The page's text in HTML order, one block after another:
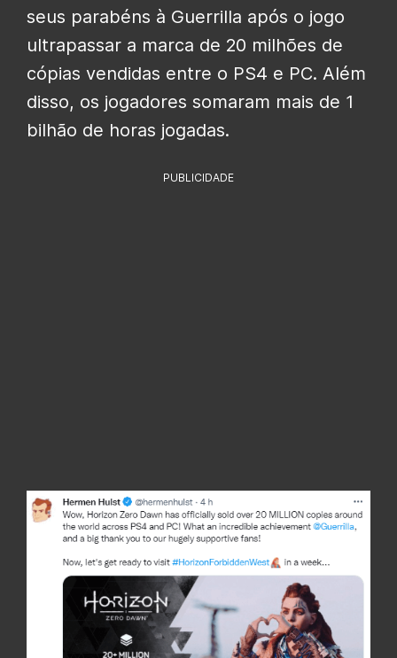
seus parabéns à Guerrilla após o jogo
ultrapassar a marca de 20 milhões de
cópias vendidas entre o PS4 e PC. Além
disso, os jogadores somaram mais de 1
bilhão de horas jogadas.
PUBLICIDADE